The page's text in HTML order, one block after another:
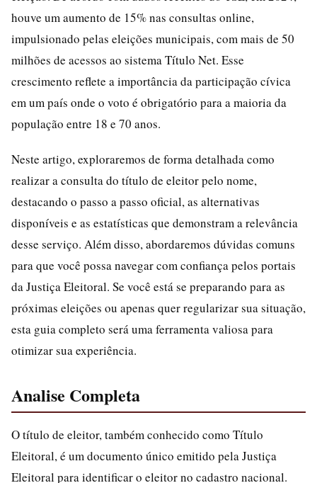
houve um aumento de 15% nas consultas online,
impulsionado pelas eleições municipais, com mais de 50
milhões de acessos ao sistema Título Net. Esse
crescimento reflete a importância da participação cívica
em um país onde o voto é obrigatório para a maioria da
população entre 18 e 70 anos.
Neste artigo, exploraremos de forma detalhada como
realizar a consulta do título de eleitor pelo nome,
destacando o passo a passo oficial, as alternativas
disponíveis e as estatísticas que demonstram a relevância
desse serviço. Além disso, abordaremos dúvidas comuns
para que você possa navegar com confiança pelos portais
da Justiça Eleitoral. Se você está se preparando para as
próximas eleições ou apenas quer regularizar sua situação,
esta guia completo será uma ferramenta valiosa para
otimizar sua experiência.
Analise Completa
O título de eleitor, também conhecido como Título
Eleitoral, é um documento único emitido pela Justiça
Eleitoral para identificar o eleitor no cadastro nacional.